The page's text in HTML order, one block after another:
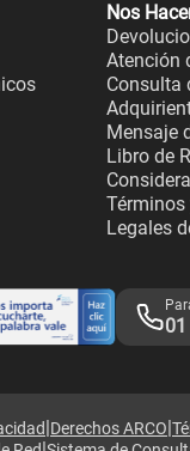
Nos
Atención
Consulta
Mensaje
Libro de
Términos
Legales
|Derechos ARCO|